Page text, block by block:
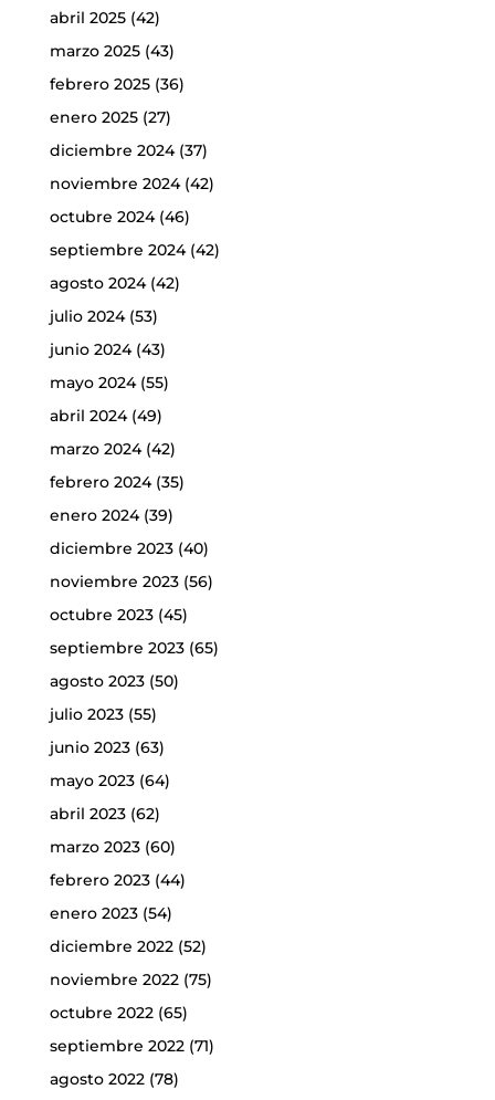
abril 2025(42)
marzo 2025(43)
febrero 2025(36)
enero 2025(27)
diciembre 2024(37)
noviembre 2024(42)
octubre 2024(46)
septiembre 2024(42)
agosto 2024(42)
julio 2024(53)
junio 2024(43)
mayo 2024(55)
abril 2024(49)
marzo 2024(42)
febrero 2024(35)
enero 2024(39)
diciembre 2023(40)
noviembre 2023(56)
octubre 2023(45)
septiembre 2023(65)
agosto 2023(50)
julio 2023(55)
junio 2023(63)
mayo 2023(64)
abril 2023(62)
marzo 2023(60)
febrero 2023(44)
enero 2023(54)
diciembre 2022(52)
noviembre 2022(75)
octubre 2022(65)
septiembre 2022(71)
agosto 2022(78)